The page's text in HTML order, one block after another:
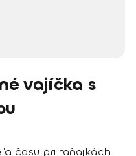
vajíčka s
času pri raňajkách.